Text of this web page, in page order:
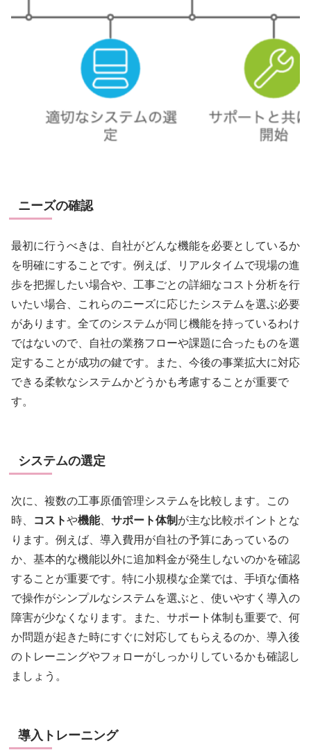
ニーズの確認
最初に行うべきは、自社がどんな機能を必要としているか
を明確にすることです。例えば、リアルタイムで現場の進
歩を把握したい場合や、工事ごとの詳細なコスト分析を行
いたい場合、これらのニーズに応じたシステムを選ぶ必要
があります。全てのシステムが同じ機能を持っているわけ
ではないので、自社の業務フローや課題に合ったものを選
定することが成功の鍵です。また、今後の事業拡大に対応
できる柔軟なシステムかどうかも考慮することが重要で
す。
システムの選定
次に、複数の工事原価管理システムを比較します。この
時、
コストや機能、 サポート体制 が主な比較ポイントとな
ります。例えば、導入費用が自社の予算にあっているの
か、基本的な機能以外に追加料金が発生しないのかを確認
することが重要です。特に小規模な企業では、手頃な価格
で操作がシンプルなシステムを選ぶと、使いやすく導入の
障害が少なくなります。また、サポート体制も重要で、何
か問題が起きた時にすぐに対応してもらえるのか、導入後
のトレーニングやフォローがしっかりしているかも確認し
ましょう。
導入トレーニング